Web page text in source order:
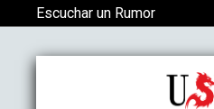
Volver a los detalles del artículo
Escuchar un Rumor